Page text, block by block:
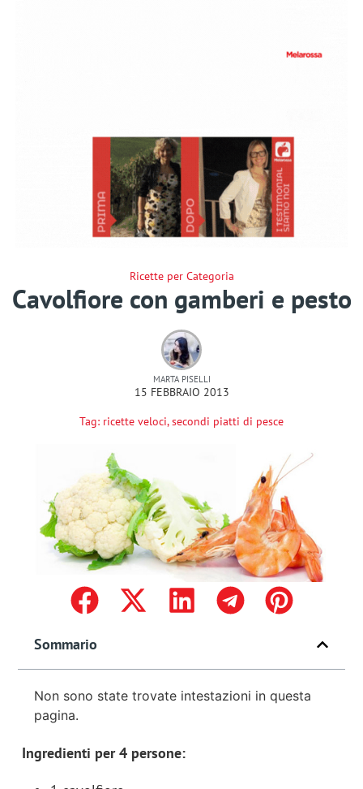
Ricette per Categoria
Cavolfiore con gamberi e pesto
MARTA PISELLI
15 FEBBRAIO 2013
Tag: ricette veloci,secondi piatti di pesce
Sommario
Non sono state trovate intestazioni in questa
pagina.
Ingredienti per 4 persone: